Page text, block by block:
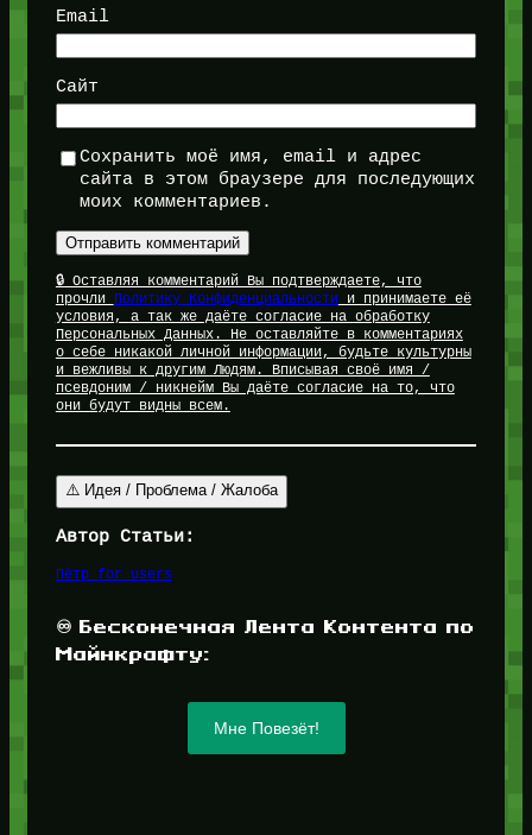
Email
Сайт
Сохранить моё имя, email и адрес
сайта в этом браузере для последующих
моих комментариев.
🔒 Оставляя комментарий Вы подтверждаете, что
прочли Политику Конфиденциальностии принимаете её
условия, а так же даёте согласие на обработку
Персональных Данных. Не оставляйте в комментариях
о себе никакой личной информации, будьте культурны
и вежливы к другим Людям. Вписывая своё имя /
псевдоним / никнейм Вы даёте согласие на то, что
они будут видны всем.
⚠️ Идея / Проблема / Жалоба
Автор Статьи:
Пётр for_users
♾️ Бесконечная Лента Контента по
Майнкрафту:
Мне Повезёт!